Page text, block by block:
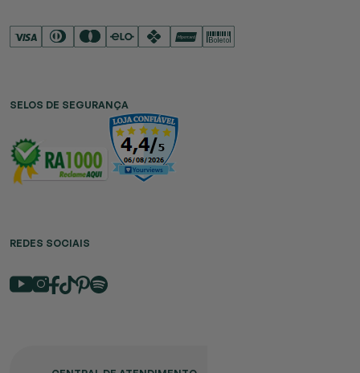
SELOS DE SEGURANÇA
REDES SOCIAIS